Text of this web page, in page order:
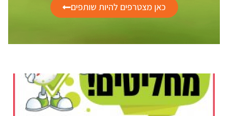
כאן מצטרפים להיות שותפים